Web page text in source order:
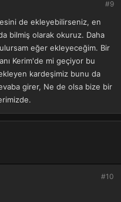
yakarsa,sevdiği kimse onun
yanına gelir,
yerde okuyarak,ateşe
deli divane olur.
talipleri çıkar,
üzerinde taşınmalı
#9
de ekleyebilirseniz, en
bilmiş olarak okuruz. Daha
eğer ekleyeceğim. Bir
Kerim'de mi geçiyor bu
kardeşimiz bunu da
girer, Ne de olsa bize bir
#10